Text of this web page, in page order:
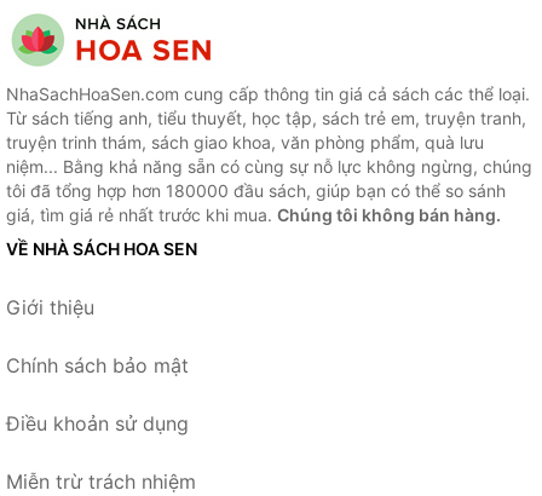
NhaSachHoaSen.com cung cấp thông tin giá cả sách các thể loại.
Từ sách tiếng anh, tiểu thuyết, học tập, sách trẻ em, truyện tranh,
truyện trinh thám, sách giao khoa, văn phòng phẩm, quà lưu
niệm... Bằng khả năng sẵn có cùng sự nỗ lực không ngừng, chúng
tôi đã tổng hợp hơn 180000 đầu sách, giúp bạn có thể so sánh
giá, tìm giá rẻ nhất trước khi mua. Chúng tôi không bán hàng.
VỀ NHÀ SÁCH HOA SEN
Giới thiệu
Chính sách bảo mật
Điều khoản sử dụng
Miễn trừ trách nhiệm